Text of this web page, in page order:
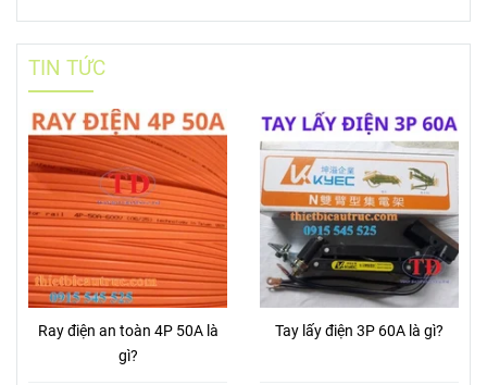
TIN TỨC
Ray điện an toàn 4P 50A là
gì?
Tay lấy điện 3P 60A là gì?